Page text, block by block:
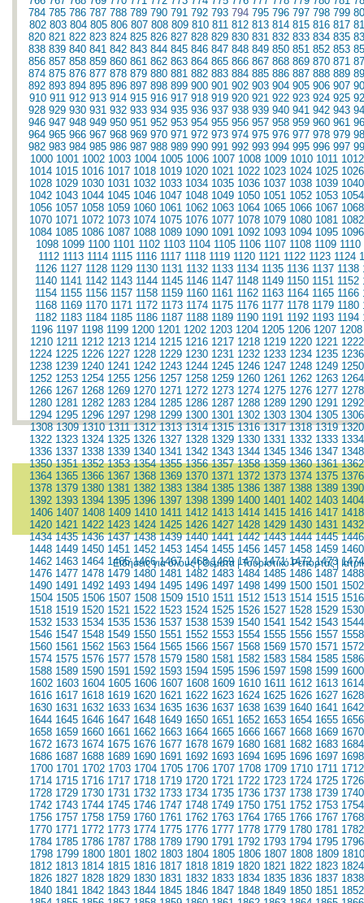
784 785 786 787 788 789 790 791 792 793 794 795 796 797 798 799
802 803 804 805 806 807 808 809 810 811 812 813 814 815 816 817
820 821 822 823 824 825 826 827 828 829 830 831 832 833 834 835
838 839 840 841 842 843 844 845 846 847 848 849 850 851 852 853
856 857 858 859 860 861 862 863 864 865 866 867 868 869 870 871
874 875 876 877 878 879 880 881 882 883 884 885 886 887 888 889
892 893 894 895 896 897 898 899 900 901 902 903 904 905 906 907
910 911 912 913 914 915 916 917 918 919 920 921 922 923 924 925
928 929 930 931 932 933 934 935 936 937 938 939 940 941 942 943
946 947 948 949 950 951 952 953 954 955 956 957 958 959 960 961
964 965 966 967 968 969 970 971 972 973 974 975 976 977 978 979
982 983 984 985 986 987 988 989 990 991 992 993 994 995 996 997
1000 1001 1002 1003 1004 1005 1006 1007 1008 1009 1010 1011 1012
1014 1015 1016 1017 1018 1019 1020 1021 1022 1023 1024 1025 1026
1028 1029 1030 1031 1032 1033 1034 1035 1036 1037 1038 1039 1040
1042 1043 1044 1045 1046 1047 1048 1049 1050 1051 1052 1053 1054
1056 1057 1058 1059 1060 1061 1062 1063 1064 1065 1066 1067 1068
1070 1071 1072 1073 1074 1075 1076 1077 1078 1079 1080 1081 1082
1084 1085 1086 1087 1088 1089 1090 1091 1092 1093 1094 1095 1096
1098 1099 1100 1101 1102 1103 1104 1105 1106 1107 1108 1109 1110
1112 1113 1114 1115 1116 1117 1118 1119 1120 1121 1122 1123 1124
1126 1127 1128 1129 1130 1131 1132 1133 1134 1135 1136 1137 1138
1140 1141 1142 1143 1144 1145 1146 1147 1148 1149 1150 1151 1152
1154 1155 1156 1157 1158 1159 1160 1161 1162 1163 1164 1165 1166
1168 1169 1170 1171 1172 1173 1174 1175 1176 1177 1178 1179 1180
1182 1183 1184 1185 1186 1187 1188 1189 1190 1191 1192 1193 1194
1196 1197 1198 1199 1200 1201 1202 1203 1204 1205 1206 1207 1208
1210 1211 1212 1213 1214 1215 1216 1217 1218 1219 1220 1221 1222
1224 1225 1226 1227 1228 1229 1230 1231 1232 1233 1234 1235 1236
1238 1239 1240 1241 1242 1243 1244 1245 1246 1247 1248 1249 1250
1252 1253 1254 1255 1256 1257 1258 1259 1260 1261 1262 1263 1264
1266 1267 1268 1269 1270 1271 1272 1273 1274 1275 1276 1277 1278
1280 1281 1282 1283 1284 1285 1286 1287 1288 1289 1290 1291 1292
1294 1295 1296 1297 1298 1299 1300 1301 1302 1303 1304 1305 1306
1308 1309 1310 1311 1312 1313 1314 1315 1316 1317 1318 1319 1320
1322 1323 1324 1325 1326 1327 1328 1329 1330 1331 1332 1333 1334
1336 1337 1338 1339 1340 1341 1342 1343 1344 1345 1346 1347 1348
1350 1351 1352 1353 1354 1355 1356 1357 1358 1359 1360 1361 1362
1364 1365 1366 1367 1368 1369 1370 1371 1372 1373 1374 1375 1376
1378 1379 1380 1381 1382 1383 1384 1385 1386 1387 1388 1389 1390
1392 1393 1394 1395 1396 1397 1398 1399 1400 1401 1402 1403 1404
1406 1407 1408 1409 1410 1411 1412 1413 1414 1415 1416 1417 1418
1420 1421 1422 1423 1424 1425 1426 1427 1428 1429 1430 1431 1432
1434 1435 1436 1437 1438 1439 1440 1441 1442 1443 1444 1445 1446
1448 1449 1450 1451 1452 1453 1454 1455 1456 1457 1458 1459 1460
1462 1463 1464 1465 1466 1467 1468 1469 1470 1471 1472 1473 1474
1476 1477 1478 1479 1480 1481 1482 1483 1484 1485 1486 1487 1488
1490 1491 1492 1493 1494 1495 1496 1497 1498 1499 1500 1501 1502
1504 1505 1506 1507 1508 1509 1510 1511 1512 1513 1514 1515 1516
1518 1519 1520 1521 1522 1523 1524 1525 1526 1527 1528 1529 1530
1532 1533 1534 1535 1536 1537 1538 1539 1540 1541 1542 1543 1544
1546 1547 1548 1549 1550 1551 1552 1553 1554 1555 1556 1557 1558
1560 1561 1562 1563 1564 1565 1566 1567 1568 1569 1570 1571 1572
1574 1575 1576 1577 1578 1579 1580 1581 1582 1583 1584 1585 1586
1588 1589 1590 1591 1592 1593 1594 1595 1596 1597 1598 1599 1600
1602 1603 1604 1605 1606 1607 1608 1609 1610 1611 1612 1613 1614
1616 1617 1618 1619 1620 1621 1622 1623 1624 1625 1626 1627 1628
1630 1631 1632 1633 1634 1635 1636 1637 1638 1639 1640 1641 1642
1644 1645 1646 1647 1648 1649 1650 1651 1652 1653 1654 1655 1656
1658 1659 1660 1661 1662 1663 1664 1665 1666 1667 1668 1669 1670
1672 1673 1674 1675 1676 1677 1678 1679 1680 1681 1682 1683 1684
1686 1687 1688 1689 1690 1691 1692 1693 1694 1695 1696 1697 1698
1700 1701 1702 1703 1704 1705 1706 1707 1708 1709 1710 1711 1712
1714 1715 1716 1717 1718 1719 1720 1721 1722 1723 1724 1725 1726
1728 1729 1730 1731 1732 1733 1734 1735 1736 1737 1738 1739 1740
1742 1743 1744 1745 1746 1747 1748 1749 1750 1751 1752 1753 1754
1756 1757 1758 1759 1760 1761 1762 1763 1764 1765 1766 1767 1768
1770 1771 1772 1773 1774 1775 1776 1777 1778 1779 1780 1781 1782
1784 1785 1786 1787 1788 1789 1790 1791 1792 1793 1794 1795 1796
1798 1799 1800 1801 1802 1803 1804 1805 1806 1807 1808 1809 1810
1812 1813 1814 1815 1816 1817 1818 1819 1820 1821 1822 1823 1824
1826 1827 1828 1829 1830 1831 1832 1833 1834 1835 1836 1837 1838
1840 1841 1842 1843 1844 1845 1846 1847 1848 1849 1850 1851 1852
Ειδήσεις για όλους|Θέματα|Τουριστικό Ρεπορτάζ|